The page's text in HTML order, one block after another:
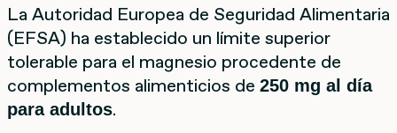
La Autoridad Europea de Seguridad Alimentaria
(EFSA) ha establecido un límite superior
tolerable para el magnesio procedente de
complementos alimenticios de 250 mg al día
para adultos.